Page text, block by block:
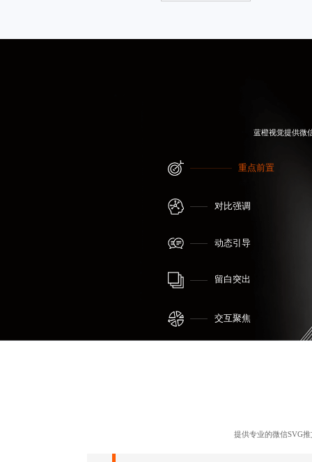
蓝橙视觉提供微
重点前置
对比强调
动态引导
留白突出
交互聚焦
提供专业的微信SVG